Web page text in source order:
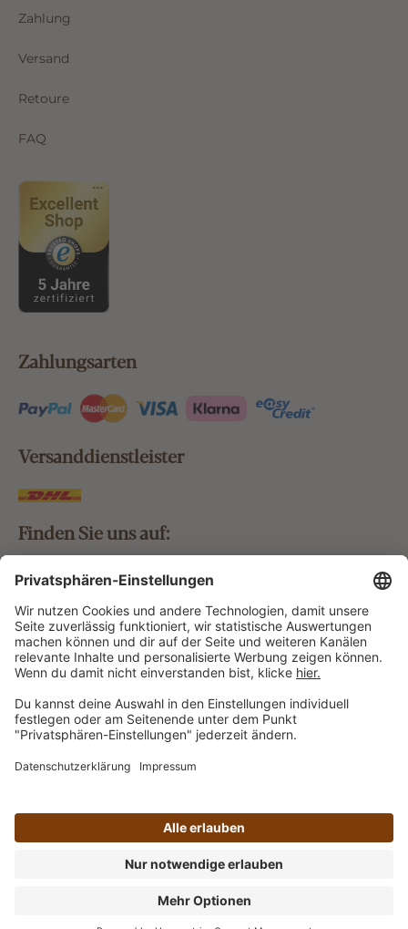
Zahlung
Versand
Retoure
FAQ
Zahlungsarten
Versanddienstleister
Finden Sie uns auf:
Bestellung widerrufen
Vertrag widerrufen
Alle Preise inkl. gesetzl. Mehrwertsteuer zzgl.
und ggf. Nachnahmegebühren, wenn nicht
anders angegeben.